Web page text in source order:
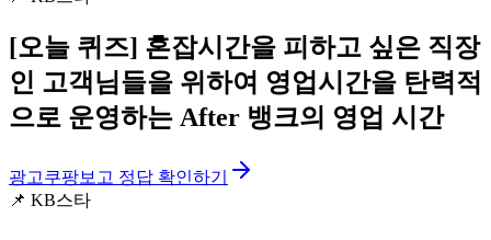
[오늘 퀴즈] 혼잡시간을 피하고 싶은 직장
인 고객님들을 위하여 영업시간을 탄력적
으로 운영하는 After 뱅크의 영업 시간
광고쿠팡보고 정답 확인하기
📌 KB스타